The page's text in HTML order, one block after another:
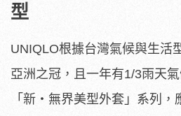
型
UNIQLO根據台灣氣候與生活
亞洲之冠，且一年有1/3雨天
「新・無界美型外套」系列